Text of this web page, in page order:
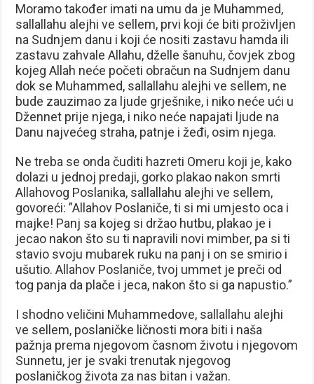
Moramo također imati na umu da je Muhammed,
sallallahu alejhi ve sellem, prvi koji će biti proživljen
na Sudnjem danu i koji će nositi zastavu hamda ili
zastavu zahvale Allahu, dželle šanuhu, čovjek zbog
kojeg Allah neće početi obračun na Sudnjem danu
dok se Muhammed, sallallahu alejhi ve sellem, ne
bude zauzimao za ljude grješnike, i niko neće ući u
Džennet prije njega, i niko neće napajati ljude na
Danu najvećeg straha, patnje i žeđi, osim njega.
Ne treba se onda čuditi hazreti Omeru koji je, kako
dolazi u jednoj predaji, gorko plakao nakon smrti
Allahovog Poslanika, sallallahu alejhi ve sellem,
govoreći: ”Allahov Poslaniče, ti si mi umjesto oca i
majke! Panj sa kojeg si držao hutbu, plakao je i
jecao nakon što su ti napravili novi mimber, pa si ti
stavio svoju mubarek ruku na panj i on se smirio i
ušutio. Allahov Poslaniče, tvoj ummet je preči od
tog panja da plače i jeca, nakon što si ga napustio.”
I shodno veličini Muhammedove, sallallahu alejhi
ve sellem, poslaničke ličnosti mora biti i naša
pažnja prema njegovom časnom životu i njegovom
Sunnetu, jer je svaki trenutak njegovog
poslaničkog života za nas bitan i važan.